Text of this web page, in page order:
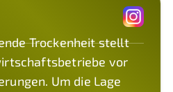
Trockenheit stellt
vor
Um die Lage